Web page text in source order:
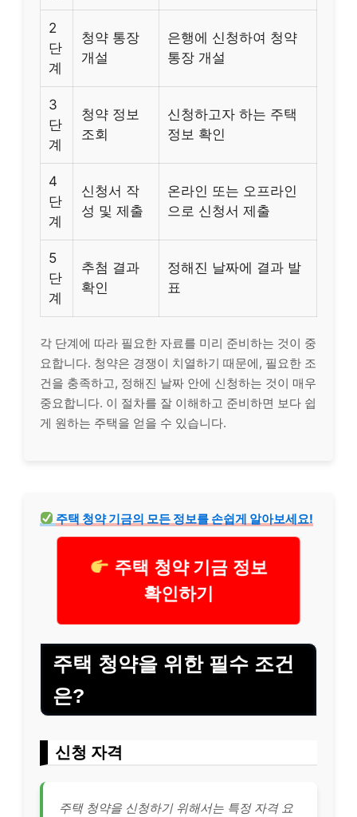
2
단
계
청약 통장
개설
은행에 신청하여 청약
통장 개설
3
단
계
청약 정보
조회
신청하고자 하는 주택
정보 확인
4
단
계
신청서 작
성 및 제출
온라인 또는 오프라인
으로 신청서 제출
5
단
계
추첨 결과
확인
정해진 날짜에 결과 발
표
각 단계에 따라 필요한 자료를 미리 준비하는 것이 중
요합니다. 청약은 경쟁이 치열하기 때문에, 필요한 조
건을 충족하고, 정해진 날짜 안에 신청하는 것이 매우
중요합니다. 이 절차를 잘 이해하고 준비하면 보다 쉽
게 원하는 주택을 얻을 수 있습니다.
주택 청약 기금의 모든 정보를 손쉽게 알아보세요!
주택 청약 기금 정보
확인하기
주택 청약을 위한 필수 조건
은?
신청 자격
주택 청약을 신청하기 위해서는 특정 자격 요